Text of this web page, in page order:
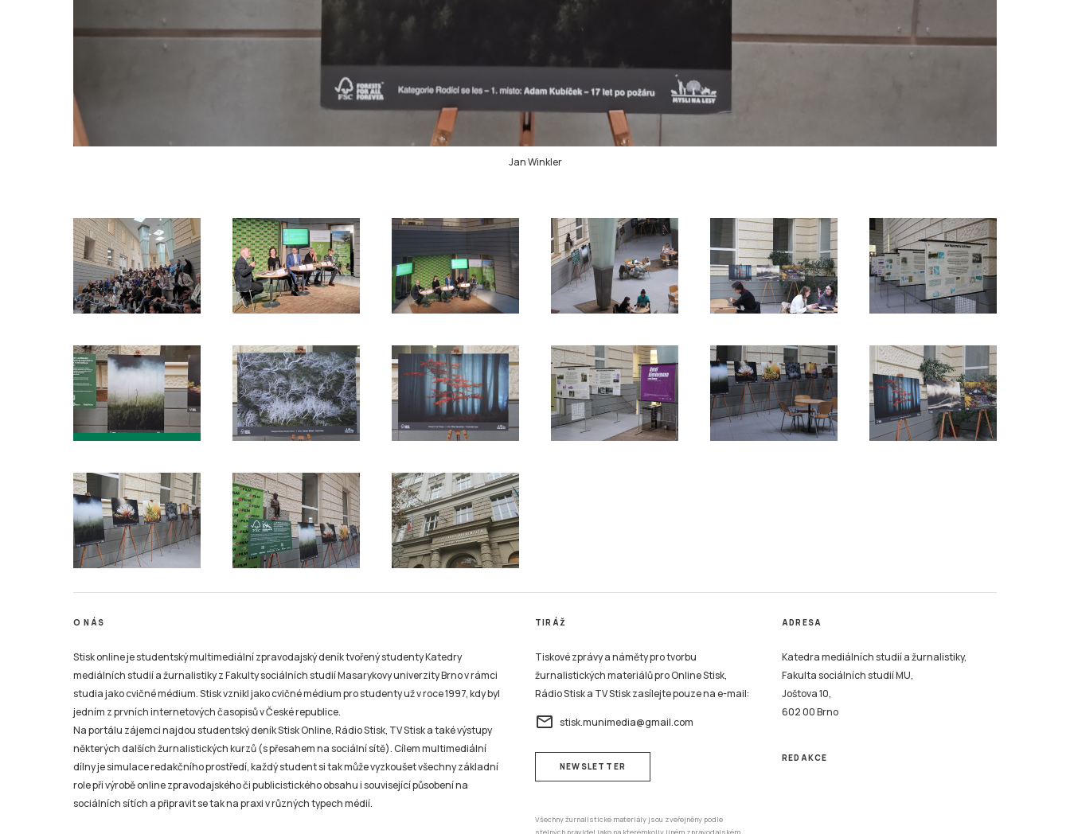
Jan Winkler
O NÁS
Stisk online je studentský multimediální zpravodajský deník tvořený studenty Katedry
mediálních studií a žurnalistiky z Fakulty sociálních studií Masarykovy univerzity Brno v rámci
studia jako cvičné médium. Stisk vznikl jako cvičné médium pro studenty už v roce 1997, kdy byl
jedním z prvních internetových časopisů v České republice.
Na portálu zájemci najdou studentský deník Stisk Online, Rádio Stisk, TV Stisk a také výstupy
některých dalších žurnalistických kurzů (s přesahem na sociální sítě). Cílem multimediální
dílny je simulace redakčního prostředí, každý student si tak může vyzkoušet všechny základní
role při výrobě online zpravodajského či publicistického obsahu i související působení na
sociálních sítích a připravit se tak na praxi v různých typech médií.
TIRÁŽ
Tiskové zprávy a náměty pro tvorbu
žurnalistických materiálů pro Online Stisk,
Rádio Stisk a TV Stisk zasílejte pouze na e-mail:
email stisk.munimedia@gmail.com
NEWSLETTER
Všechny žurnalistické materiály jsou zveřejněny podle
ADRESA
Katedra mediálních studií a žurnalistiky,
Fakulta sociálních studií MU,
Joštova 10,
602 00 Brno
REDAKCE